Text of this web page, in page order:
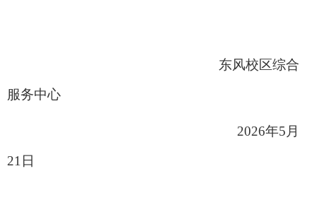
东风校区综合
服务中心
2026年5月
21日